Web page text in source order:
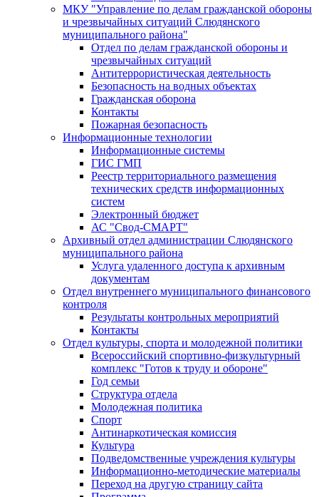
МКУ "Управление по делам гражданской обороны
и чрезвычайных ситуаций Слюдянского
муниципального района"
Отдел по делам гражданской обороны и
чрезвычайных ситуаций
Антитеррористическая деятельность
Безопасность на водных объектах
Гражданская оборона
Контакты
Пожарная безопасность
Информационные технологии
Информационные системы
ГИС ГМП
Реестр территориального размещения
технических средств информационных
систем
Электронный бюджет
АС "Свод-СМАРТ"
Архивный отдел администрации Слюдянского
муниципального района
Услуга удаленного доступа к архивным
документам
Отдел внутреннего муниципального финансового
контроля
Результаты контрольных мероприятий
Контакты
Отдел культуры, спорта и молодежной политики
Всероссийский спортивно-физкультурный
комплекс "Готов к труду и обороне"
Год семьи
Структура отдела
Молодежная политика
Спорт
Антинаркотическая комиссия
Культура
Подведомственные учреждения культуры
Информационно-методические материалы
Переход на другую страницу сайта